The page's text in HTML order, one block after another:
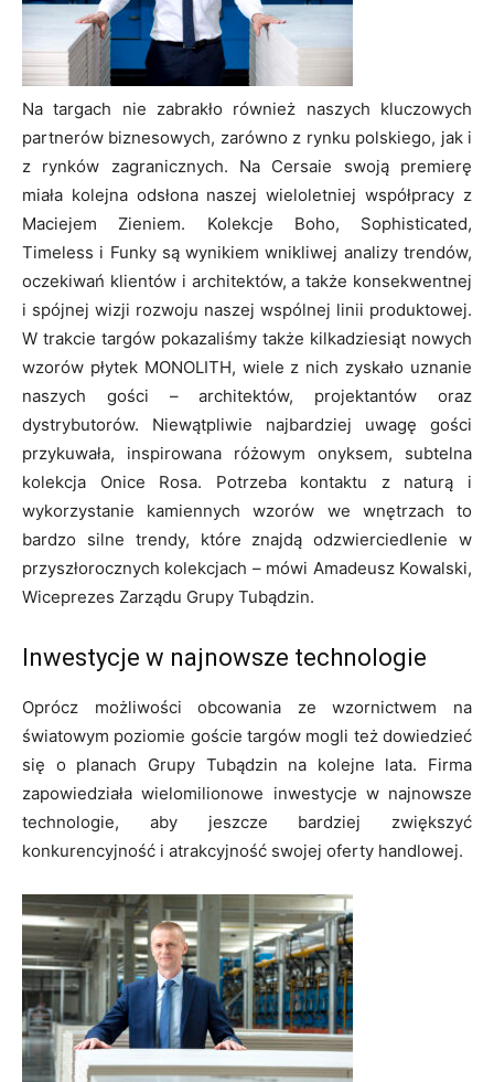
Na targach nie zabrakło również naszych kluczowych
partnerów biznesowych, zarówno z rynku polskiego, jak i
z rynków zagranicznych. Na Cersaie swoją premierę
miała kolejna odsłona naszej wieloletniej współpracy z
Maciejem Zieniem. Kolekcje Boho, Sophisticated,
Timeless i Funky są wynikiem wnikliwej analizy trendów,
oczekiwań klientów i architektów, a także konsekwentnej
i spójnej wizji rozwoju naszej wspólnej linii produktowej.
W trakcie targów pokazaliśmy także kilkadziesiąt nowych
wzorów płytek MONOLITH, wiele z nich zyskało uznanie
naszych gości – architektów, projektantów oraz
dystrybutorów. Niewątpliwie najbardziej uwagę gości
przykuwała, inspirowana różowym onyksem, subtelna
kolekcja Onice Rosa. Potrzeba kontaktu z naturą i
wykorzystanie kamiennych wzorów we wnętrzach to
bardzo silne trendy, które znajdą odzwierciedlenie w
przyszłorocznych kolekcjach – mówi Amadeusz Kowalski,
Wiceprezes Zarządu Grupy Tubądzin.
Inwestycje w najnowsze technologie
Oprócz możliwości obcowania ze wzornictwem na
światowym poziomie goście targów mogli też dowiedzieć
się o planach Grupy Tubądzin na kolejne lata. Firma
zapowiedziała wielomilionowe inwestycje w najnowsze
technologie, aby jeszcze bardziej zwiększyć
konkurencyjność i atrakcyjność swojej oferty handlowej.